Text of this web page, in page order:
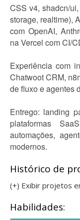
CSS v4, shadcn/
storage, realtime),
com OpenAI,
na Vercel com CI/
Experiência com
Chatwoot CRM,
de fluxo e agentes
Entrego: landing
plataformas
automações,
modernos.
Histórico de
(+) Exibir projetos
Habilidades: